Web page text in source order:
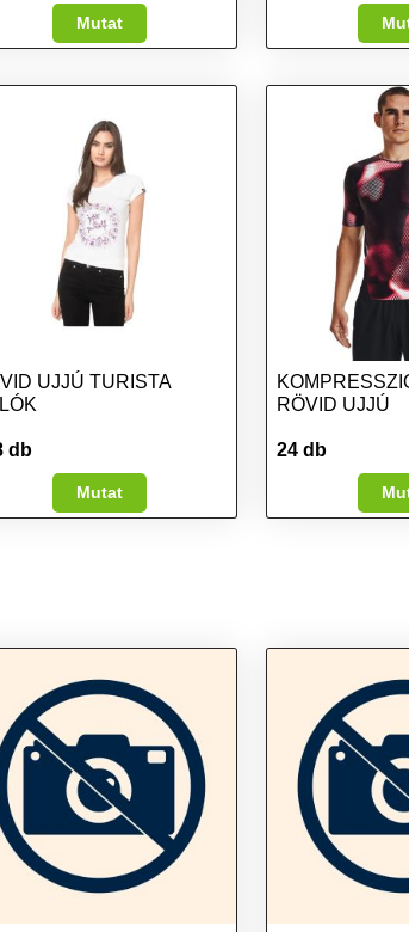
Mutat
UJJÚ TURISTA
db
Mutat
RÖVID UJJÚ
24 db